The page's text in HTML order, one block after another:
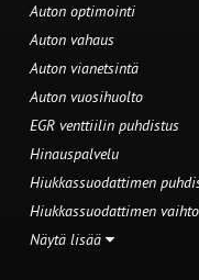
Auton optimointi
Auton vahaus
Auton vianetsintä
Auton vuosihuolto
EGR venttiilin puhdistus
Hinauspalvelu
Hiukkassuodattimen
Hiukkassuodattimen vaihto
Näytä lisää